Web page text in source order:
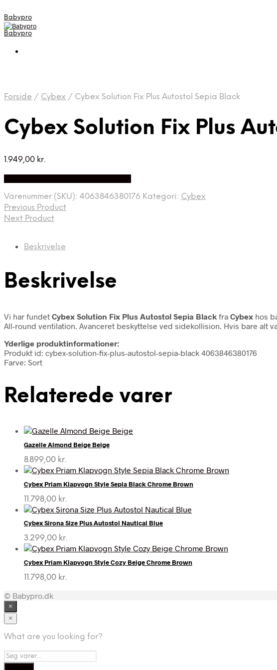
Babypro
Babypro
Forside / Cybex / Cybex Solution Fix Plus Autostol Sepia Black
Cybex Solution Fix Plus
1.949,00 kr.
Varenummer (SKU): 4063846380176 Kategori: Cybex
Previous Product
Next Product
Beskrivelse
Beskrivelse
Vi har fundet Cybex Solution Fix Plus Autostol Sepia Black fra Cybex hos
All-round ventilation. Avanceret beskyttelse ved sidekollision. Hvis bare alt
Yderlige produktinformationer:
Produkt id: cybex-solution-fix-plus-autostol-sepia-black 4063846380176
Farve: Sort
Relaterede varer
Gazelle Almond Beige Beige
8.899,00 kr.
Cybex Priam Klapvogn Style Sepia Black Chrome Brown
11.798,00 kr.
Cybex Sirona Size Plus Autostol Nautical Blue
3.299,00 kr.
Cybex Priam Klapvogn Style Cozy Beige Chrome Brown
11.798,00 kr.
© Babypro.dk
×
×
What are you looking for?